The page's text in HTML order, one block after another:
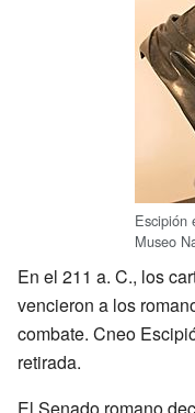
Escipión
Museo
En el 211 a. C., los
vencieron a los
combate. Cneo
retirada.
El Senado romano